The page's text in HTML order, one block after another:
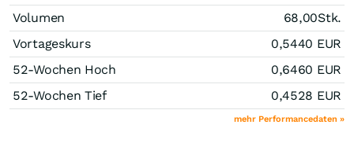
Volumen
68,00Stk.
Vortageskurs
0,5440 EUR
52-Wochen Hoch
0,6460 EUR
52-Wochen Tief
0,4528 EUR
mehr Performancedaten »